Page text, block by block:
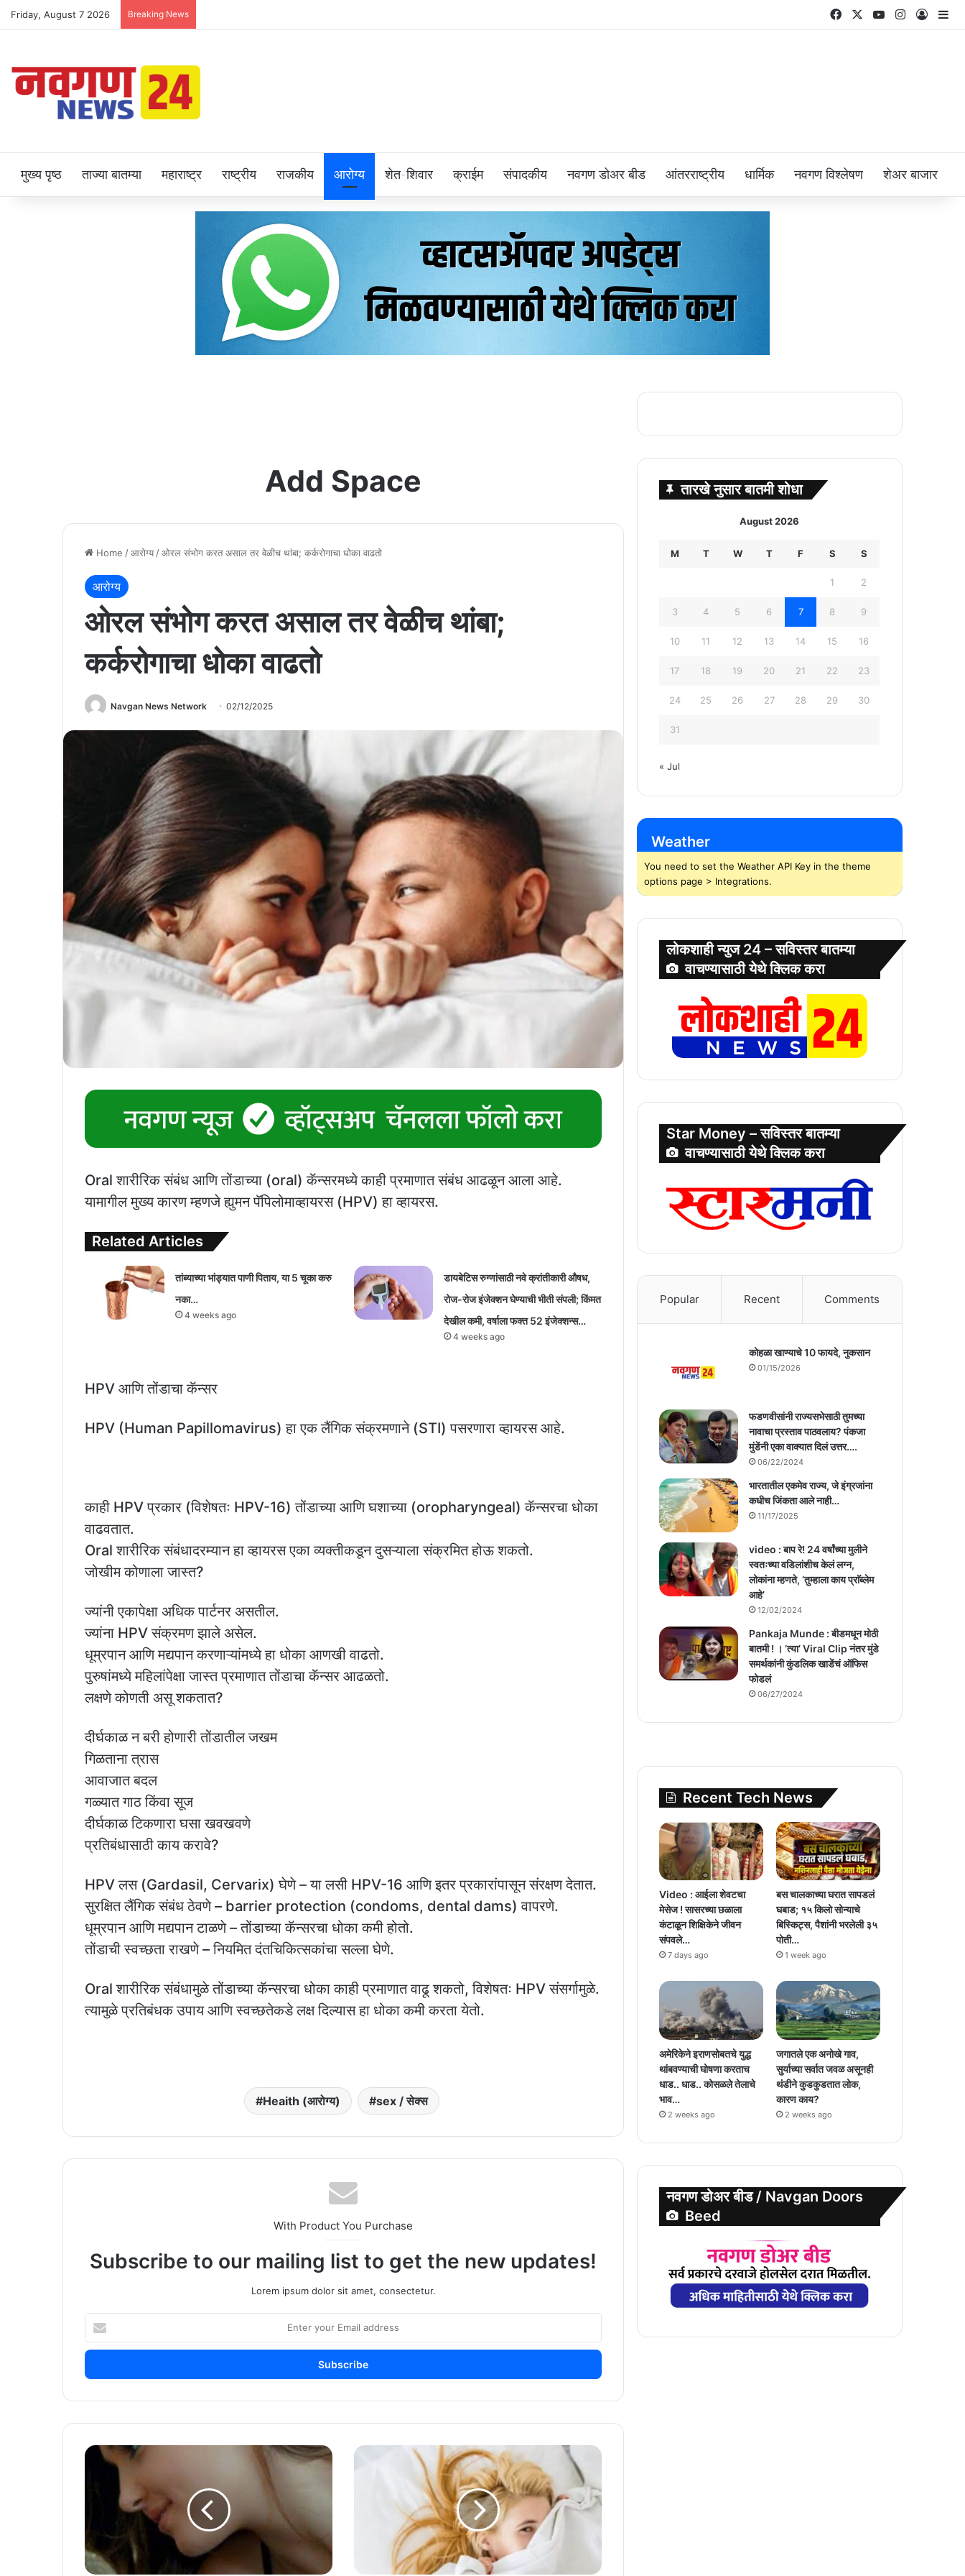
Friday, August 7 2026 Breaking News FacebookYouTubeInstagram
Log In
मुख्य पृष्ठ ताज्या बातम्या महाराष्ट्र राष्ट्रीय राजकीय आरोग्य शेत-शिवार क्राईम संपादकीय नवगण डोअर बीड आंतरराष्ट्रीय धार्मिक नवगण विश्लेषण शेअर बाजार
Add Space
Home /आरोग्य /ओरल संभोग करत असाल तर वेळीच थांबा; कर्करोगाचा धोका वाढतो
आरोग्य
ओरल संभोग करत असाल तर वेळीच थांबा;
कर्करोगाचा धोका वाढतो
Navgan News Network 02/12/2025
Oral शारीरिक संबंध आणि तोंडाच्या (oral) कॅन्सरमध्ये काही प्रमाणात संबंध आढळून आला आहे.
यामागील मुख्य कारण म्हणजे ह्युमन पॅपिलोमाव्हायरस (HPV) हा व्हायरस.
Related Articles
तांब्याच्या भांड्यात पाणी पिताय, या 5 चूका करु
नका…
4 weeks ago
डायबेटिस रुग्णांसाठी नवे क्रांतीकारी औषध,
रोज-रोज इंजेक्शन घेण्याची भीती संपली; किंमत
देखील कमी, वर्षाला फक्त 52 इंजेक्शन्स…
4 weeks ago
HPV आणि तोंडाचा कॅन्सर
HPV (Human Papillomavirus) हा एक लैंगिक संक्रमणाने (STI) पसरणारा व्हायरस आहे.
काही HPV प्रकार (विशेषतः HPV-16) तोंडाच्या आणि घशाच्या (oropharyngeal) कॅन्सरचा धोका
वाढवतात.
Oral शारीरिक संबंधादरम्यान हा व्हायरस एका व्यक्तीकडून दुसऱ्याला संक्रमित होऊ शकतो.
जोखीम कोणाला जास्त?
ज्यांनी एकापेक्षा अधिक पार्टनर असतील.
ज्यांना HPV संक्रमण झाले असेल.
धूम्रपान आणि मद्यपान करणाऱ्यांमध्ये हा धोका आणखी वाढतो.
पुरुषांमध्ये महिलांपेक्षा जास्त प्रमाणात तोंडाचा कॅन्सर आढळतो.
लक्षणे कोणती असू शकतात?
दीर्घकाळ न बरी होणारी तोंडातील जखम
गिळताना त्रास
आवाजात बदल
गळ्यात गाठ किंवा सूज
दीर्घकाळ टिकणारा घसा खवखवणे
प्रतिबंधासाठी काय करावे?
HPV लस (Gardasil, Cervarix) घेणे – या लसी HPV-16 आणि इतर प्रकारांपासून संरक्षण देतात.
सुरक्षित लैंगिक संबंध ठेवणे – barrier protection (condoms, dental dams) वापरणे.
धूम्रपान आणि मद्यपान टाळणे – तोंडाच्या कॅन्सरचा धोका कमी होतो.
तोंडाची स्वच्छता राखणे – नियमित दंतचिकित्सकांचा सल्ला घेणे.
Oral शारीरिक संबंधामुळे तोंडाच्या कॅन्सरचा धोका काही प्रमाणात वाढू शकतो, विशेषतः HPV संसर्गामुळे.
त्यामुळे प्रतिबंधक उपाय आणि स्वच्छतेकडे लक्ष दिल्यास हा धोका कमी करता येतो.
Heaith (आरोग्य) sex / सेक्स
With Product You Purchase
Subscribe to our mailing list to get the new updates!
Lorem ipsum dolor sit amet, consectetur.
your
Email
आयुष्यात
शारीरिक
महिलांना
त्यामागील
तारखे नुसार बातमी शोधा
August 2026
M T W T F S S
1 2
3 4 5 6 7 8 9
10 11 12 13 14 15 16
17 18 19 20 21 22 23
24 25 26 27 28 29 30
31
« Jul
Weather
You need to set the Weather API Key in the theme
options page > Integrations.
लोकशाही न्युज 24 – सविस्तर बातम्या
वाचण्यासाठी येथे क्लिक करा
Star Money – सविस्तर बातम्या
वाचण्यासाठी येथे क्लिक करा
Popular Recent Comments
कोहळा खाण्याचे 10 फायदे, नुकसान
01/15/2026
फडणवीसांनी राज्यसभेसाठी तुमच्या
नावाचा प्रस्ताव पाठवलाय? पंकजा
मुंडेंनी एका वाक्यात दिलं उत्तर….
06/22/2024
भारतातील एकमेव राज्य, जे इंग्रजांना
कधीच जिंकता आले नाही…
11/17/2025
video : बाप रे! 24 वर्षांच्या मुलीने
स्वतःच्या वडिलांशीच केलं लग्न,
लोकांना म्हणते, ‘तुम्हाला काय प्राॅब्लेम
आहे’
12/02/2024
Pankaja Munde : बीडमधून मोठी
बातमी ! । ‘त्या’ Viral Clip नंतर मुंडे
समर्थकांनी कुंडलिक खाडेंचं ऑफिस
फोडलं
06/27/2024
Recent Tech News
Video : आईला शेवटचा
मेसेज ! सासरच्या छळाला
कंटाळून शिक्षिकेने जीवन
संपवले…
7 days ago
बस चालकाच्या घरात सापडलं
घबाड; १५ किलो सोन्याचे
बिस्किट्स, पैशांनी भरलेली ३५
पोती…
1 week ago
अमेरिकेने इराणसोबतचे युद्ध
थांबवण्याची घोषणा करताच
धाड.. धाड.. कोसळले तेलाचे
भाव…
2 weeks ago
जगातले एक अनोखे गाव,
सुर्याच्या सर्वात जवळ असूनही
थंडीने कुडकुडतात लोक,
कारण काय?
2 weeks ago
नवगण डोअर बीड / Navgan Doors
Beed